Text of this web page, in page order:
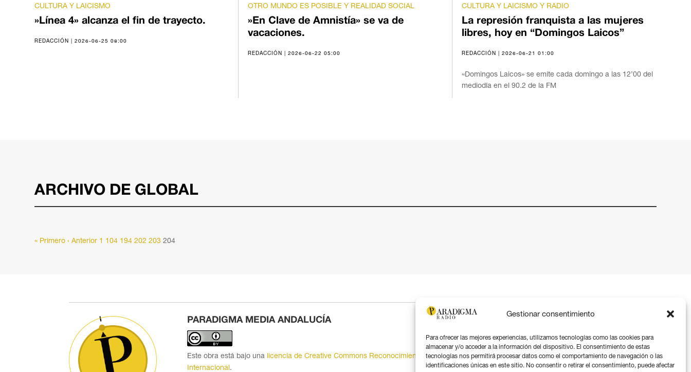
Gestionar consentimiento
Para ofrecer las mejores experiencias, utilizamos tecnologías como las cookies para
almacenar y/o acceder a la información del dispositivo. El consentimiento de estas
tecnologías nos permitirá procesar datos como el comportamiento de navegación o las
identificaciones únicas en este sitio. No consentir o retirar el consentimiento, puede afectar
CULTURA Y LAICISMO
»Línea 4» alcanza el fin de trayecto.
REDACCIÓN | 2026-06-25 08:00
OTRO MUNDO ES POSIBLE Y REALIDAD SOCIAL
»En Clave de Amnistía» se va de
vacaciones.
REDACCIÓN | 2026-06-22 05:00
CULTURA Y LAICISMO Y RADIO
La represión franquista a las mujeres
libres, hoy en “Domingos Laicos”
REDACCIÓN | 2026-06-21 01:00
«Domingos Laicos» se emite cada domingo a las 12’00 del
mediodía en el 90.2 de la FM
ARCHIVO DE GLOBAL
« Primero ‹ Anterior 1 104 194 202 203 204
PARADIGMA MEDIA ANDALUCÍA
Este obra está bajo una licencia de Creative Commons Reconocimiento 4.0
Internacional.
Aviso legal